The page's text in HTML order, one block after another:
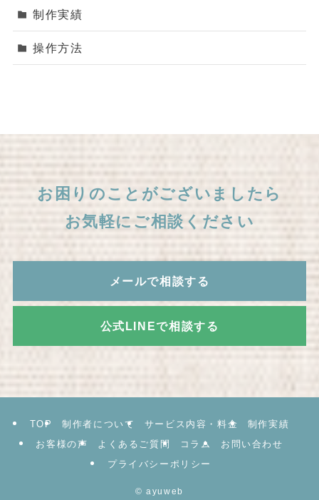
制作実績
操作方法
お困りのことがございましたら
お気軽にご相談ください
メールで相談する
公式LINEで相談する
TOP 制作者について サービス内容・料金
制作実績
お客様の声
よくあるご質問 コラム
お問い合わせ
プライバシーポリシー
© ayuweb